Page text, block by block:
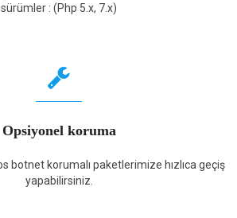
sürümler : (Php 5.x, 7.x)
Opsiyonel koruma
botnet korumalı paketlerimize hızlıca geçiş
yapabilirsiniz.